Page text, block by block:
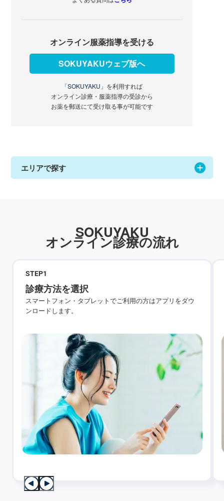
オンライン服薬指導を受ける
SOKUYAKUウェブ版へ
「SOKUYAKU」 を利用すれば
オンライン診療・服薬指導の受診から
お薬を郵送にて受け取る事が可能です
エリアで探す
SOKUYAKU
オンライン診療の流れ
STEP1
診療方法を選択
スマートフォン・タブレットでご利用の方はアプリをダウ
ンロードします。